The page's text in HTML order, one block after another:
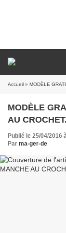
Accueil » MODÈLE
MODÈLE
AU
Publié le 25/04/2016
Par ma-ger-de